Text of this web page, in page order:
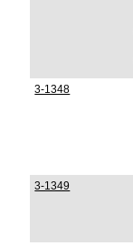
3-1348
3-1349